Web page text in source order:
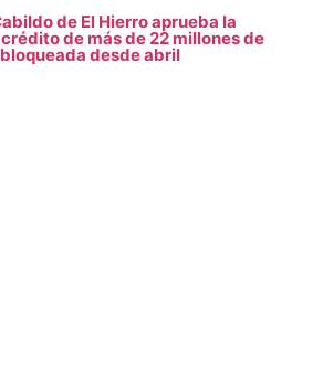
de El Hierro aprueba la
de más de 22 millones de
desde abril